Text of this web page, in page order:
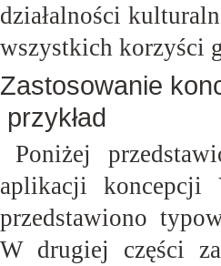
działalności
wszystkich korzyści
Zastosowanie
przykład
Poniżej
aplikacji koncepcji
przedstawiono
W drugiej części